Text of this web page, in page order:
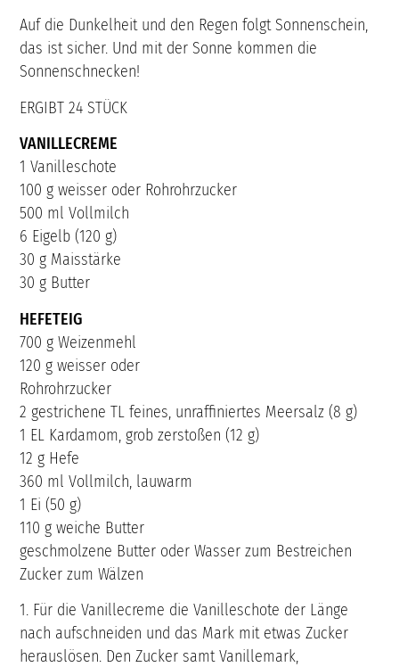
Auf die Dunkelheit und den Regen folgt Sonnenschein,
das ist sicher. Und mit der Sonne kommen die
Sonnenschnecken!
ERGIBT 24 STÜCK
VANILLECREME
1 Vanilleschote
100 g weisser oder Rohrohrzucker
500 ml Vollmilch
6 Eigelb (120 g)
30 g Maisstärke
30 g Butter
HEFETEIG
700 g Weizenmehl
120 g weisser oder
Rohrohrzucker
2 gestrichene TL feines, unraffiniertes Meersalz (8 g)
1 EL Kardamom, grob zerstoßen (12 g)
12 g Hefe
360 ml Vollmilch, lauwarm
1 Ei (50 g)
110 g weiche Butter
geschmolzene Butter oder Wasser zum Bestreichen
Zucker zum Wälzen
1. Für die Vanillecreme die Vanilleschote der Länge
nach aufschneiden und das Mark mit etwas Zucker
herauslösen. Den Zucker samt Vanillemark,